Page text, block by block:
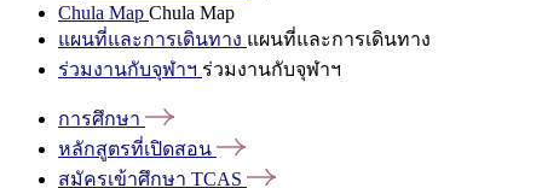
Chula Map Chula Map
แผนที่และการเดินทาง แผนที่และการเดินทาง
ร่วมงานกับจุฬาฯ ร่วมงานกับจุฬาฯ
การศึกษา
หลักสูตรที่เปิดสอน
สมัครเข้าศึกษา TCAS